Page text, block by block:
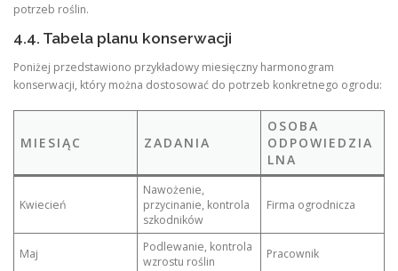
potrzeb roślin.
4.4. Tabela planu konserwacji
Poniżej przedstawiono przykładowy miesięczny harmonogram
konserwacji, który można dostosować do potrzeb konkretnego ogrodu:
MIESIĄC ZADANIA
OSOBA
ODPOWIEDZIA
LNA
Kwiecień
Nawożenie,
przycinanie, kontrola
szkodników
Firma ogrodnicza
Maj
Podlewanie, kontrola
wzrostu roślin
Pracownik